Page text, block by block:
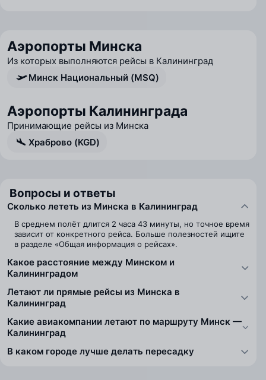
Аэропорты Минска
Из которых выполняются рейсы в Калининград
Минск Национальный (MSQ)
Аэропорты Калининграда
Принимающие рейсы из Минска
Храброво (KGD)
Вопросы и ответы
Сколько лететь из Минска в Калининград
В среднем полёт длится 2 часа 43 минуты, но точное время
зависит от конкретного рейса. Больше полезностей ищите
в разделе «Общая информация о рейсах».
Какое расстояние между Минском и
Калининградом
Летают ли прямые рейсы из Минска в
Калининград
Какие авиакомпании летают по маршруту Минск —
Калининград
В каком городе лучше делать пересадку